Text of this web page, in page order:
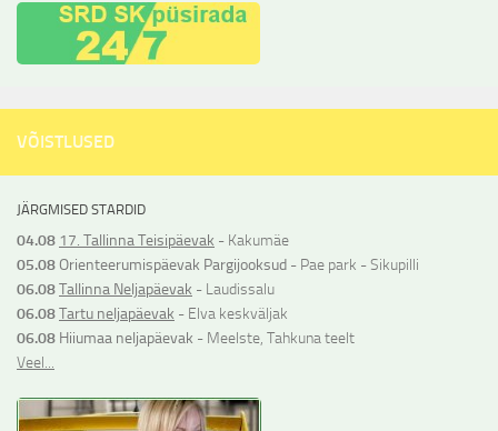
VÕISTLUSED
JÄRGMISED STARDID
04.08 17. Tallinna Teisipäevak - Kakumäe
05.08 Orienteerumispäevak Pargijooksud - Pae park - Sikupilli
06.08Tallinna Neljapäevak - Laudissalu
06.08Tartu neljapäevak - Elva keskväljak
06.08 Hiiumaa neljapäevak - Meelste, Tahkuna teelt
Veel...